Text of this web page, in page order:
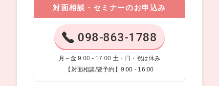
対面相談・セミナーのお申込み
098-863-1788
月～金 9:00 - 17:00 土・日・祝は休み
【対面相談/要予約】9:00 - 16:00